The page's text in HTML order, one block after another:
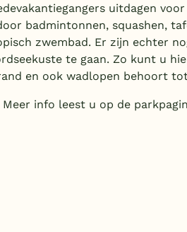
uitdagen
badmintonnen, squashen,
zwembad. Er zijn echter
te gaan. Zo kunt u
en ook wadlopen behoort
Meer info leest u op de